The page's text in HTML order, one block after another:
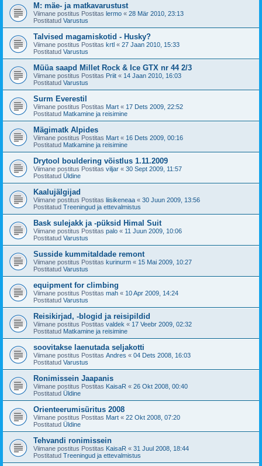
M: mäe- ja matkavarustust
Viimane postitus Postitas lermo « 28 Mär 2010, 23:13
Postitatud Varustus
Talvised magamiskotid - Husky?
Viimane postitus Postitas krtl « 27 Jaan 2010, 15:33
Postitatud Varustus
Müüa saapd Millet Rock & Ice GTX nr 44 2/3
Viimane postitus Postitas Priit « 14 Jaan 2010, 16:03
Postitatud Varustus
Surm Everestil
Viimane postitus Postitas Mart « 17 Dets 2009, 22:52
Postitatud Matkamine ja reisimine
Mägimatk Alpides
Viimane postitus Postitas Mart « 16 Dets 2009, 00:16
Postitatud Matkamine ja reisimine
Drytool bouldering võistlus 1.11.2009
Viimane postitus Postitas viljar « 30 Sept 2009, 11:57
Postitatud Üldine
Kaalujälgijad
Viimane postitus Postitas liisikeneaa « 30 Juun 2009, 13:56
Postitatud Treeningud ja ettevalmistus
Bask sulejakk ja -püksid Himal Suit
Viimane postitus Postitas palo « 11 Juun 2009, 10:06
Postitatud Varustus
Susside kummitaldade remont
Viimane postitus Postitas kurinurm « 15 Mai 2009, 10:27
Postitatud Varustus
equipment for climbing
Viimane postitus Postitas mah « 10 Apr 2009, 14:24
Postitatud Varustus
Reisikirjad, -blogid ja reisipildid
Viimane postitus Postitas valdek « 17 Veebr 2009, 02:32
Postitatud Matkamine ja reisimine
soovitakse laenutada seljakotti
Viimane postitus Postitas Andres « 04 Dets 2008, 16:03
Postitatud Varustus
Ronimissein Jaapanis
Viimane postitus Postitas KaisaR « 26 Okt 2008, 00:40
Postitatud Üldine
Orienteerumisüritus 2008
Viimane postitus Postitas Mart « 22 Okt 2008, 07:20
Postitatud Üldine
Tehvandi ronimissein
Viimane postitus Postitas KaisaR « 31 Juul 2008, 18:44
Postitatud Treeningud ja ettevalmistus